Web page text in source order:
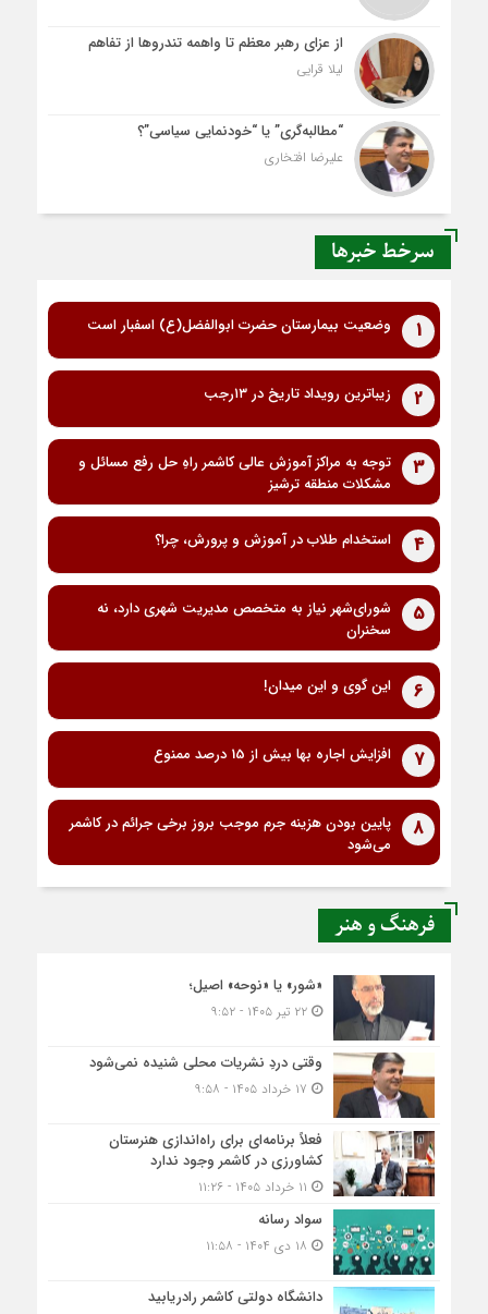
از عزای رهبر معظم تا واهمه تندروها از تفاهم
لیلا قرایی
“مطالبه‌گری” یا “خودنمایی سیاسی”؟
علیرضا افتخاری
سرخط خبرها
1 وضعیت بیمارستان حضرت ابوالفضل(ع) اسفبار است
2 زیباترین رویداد تاریخ در ۱۳رجب
3
توجه به مراکز آموزش عالی کاشمر راهِ حل رفع مسائل و
مشکلات منطقه ترشیز
4 استخدام طلاب در آموزش و پرورش، چرا؟
5
شورای‌شهر نیاز به متخصص مدیریت شهری دارد، نه
سخنران
6 این گوی و این میدان!
7 افزایش اجاره بها بیش از 15 درصد ممنوع
8
پایین بودن هزینه جرم موجب بروز برخی جرائم در کاشمر
می‌شود
فرهنگ و هنر
«شور» یا «نوحه» اصیل؛
۲۲ تیر ۱۴۰۵ - ۹:۵۲
وقتی دردِ نشریات محلی شنیده نمی‌شود
فعلاً برنامه‌ای برای راه‌اندازی هنرستان
کشاورزی در کاشمر وجود ندارد
سواد رسانه
دانشگاه دولتی کاشمر‌ رادریابید